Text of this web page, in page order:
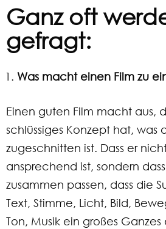
Ganz oft
gefragt:
Was macht einen Film zu
Einen guten Film macht aus,
schlüssiges Konzept hat, was
zugeschnitten ist. Dass er
ansprechend ist, sondern
zusammen passen, dass die
Text, Stimme, Licht, Bild,
Ton, Musik ein großes